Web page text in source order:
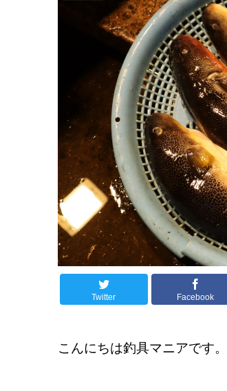
Twitter Facebook
こんにちは釣具マニアです。